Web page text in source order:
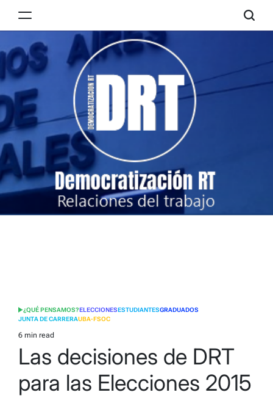
RT
POSTED
¿QUÉ PENSAMOS?ELECCIONESESTUDIANTESGRADUADOS
JUNTA DE CARRERAUBA-FSOC
Estimated
read
time
6 min read
Las decisiones de DRT
para las Elecciones 2015